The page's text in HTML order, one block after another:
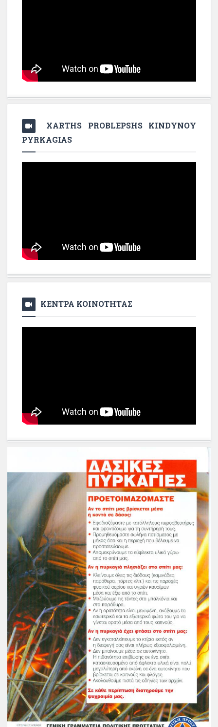
XARTHS PROBLEPSHS KINDYNOY
PYRKAGIAS
ΚΕΝΤΡΑ ΚΟΙΝΟΤΗΤΑΣ